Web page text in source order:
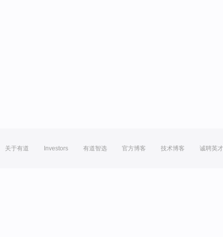
关于有道 Investors 有道智选 官方博客 技术博客 诚聘英才